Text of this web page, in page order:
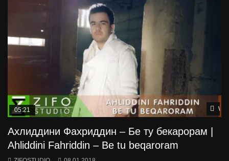
05:21
Ахлиддини Фахриддин – Бе ту бекарорам |
Ahliddini Fahriddin – Be tu beqaroram